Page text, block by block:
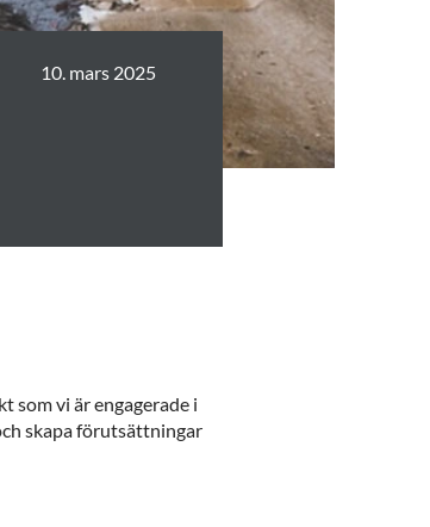
10. mars 2025
som vi är engagerade i
skapa förutsättningar